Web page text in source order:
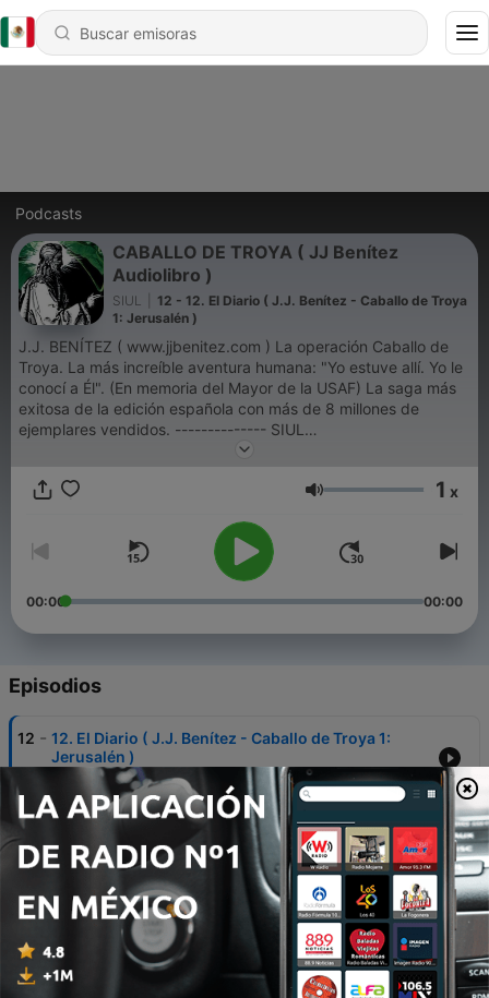
Podcasts
CABALLO DE TROYA ( JJ Benítez
Audiolibro )
SIUL
12 - 12. El Diario ( J.J. Benítez - Caballo de Troya
1: Jerusalén )
J.J. BENÍTEZ ( www.jjbenitez.com ) La operación Caballo de
Troya. La más increíble aventura humana: "Yo estuve allí. Yo le
conocí a Él". (En memoria del Mayor de la USAF) La saga más
exitosa de la edición española con más de 8 millones de
ejemplares vendidos. -------------- SIUL
audiolibrocaballodetroya@hotmail.com
Volumen 1 x
00:00 00:00
Episodios
12 - 12. El Diario ( J.J. Benítez - Caballo de Troya 1:
Jerusalén )
21 mayo 2025
11 - 11. Transcripción: Los Caballos ( J.J. Benítez -
Caballo de Troya 1: Jerusalén ) - FIN DE
TEMPORADA
-
10. Intrusos ( J.J. Benítez - Caballo de Troya 1:
Jerusalén )
19 mayo 2023